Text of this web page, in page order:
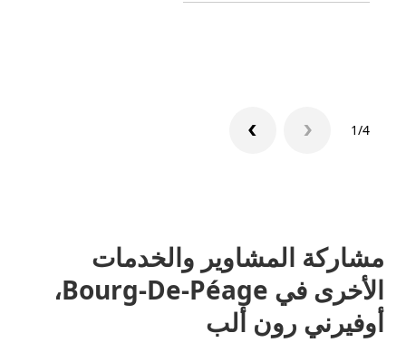
1/4
مشاركة المشاوير والخدمات
الأخرى في Bourg-De-Péage،
أوفيرني رون ألب